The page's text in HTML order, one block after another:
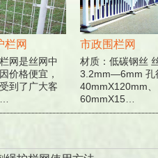
网
网是丝网中
价格便宜，
到了广大客
市政围栏网
材质：低碳钢丝 丝
3.2mm—6mm 孔径
40mmX120mm、
60mmX15…